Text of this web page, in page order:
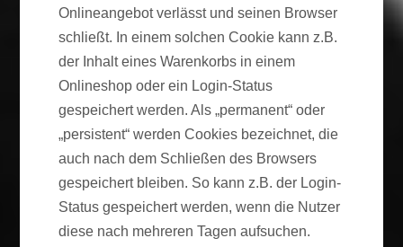
Onlineangebot verlässt und seinen Browser
schließt. In einem solchen Cookie kann z.B.
der Inhalt eines Warenkorbs in einem
Onlineshop oder ein Login-Status
gespeichert werden. Als „permanent“ oder
„persistent“ werden Cookies bezeichnet, die
auch nach dem Schließen des Browsers
gespeichert bleiben. So kann z.B. der Login-
Status gespeichert werden, wenn die Nutzer
diese nach mehreren Tagen aufsuchen.